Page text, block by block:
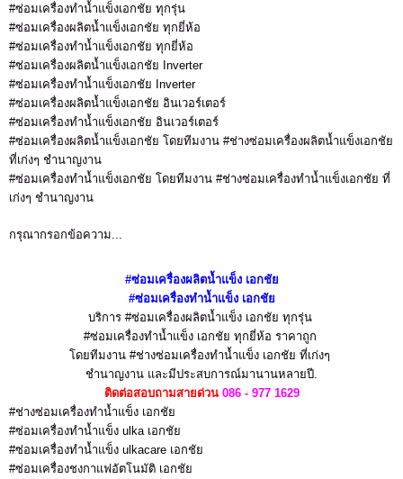
#ซ่อมเครื่องทำน้ำแข็งเอกชัย ทุกรุ่น
#ซ่อมเครื่องผลิตน้ำแข็งเอกชัย ทุกยี่ห้อ
#ซ่อมเครื่องทำน้ำแข็งเอกชัย ทุกยี่ห้อ
#ซ่อมเครื่องผลิตน้ำแข็งเอกชัย Inverter
#ซ่อมเครื่องทำน้ำแข็งเอกชัย Inverter
#ซ่อมเครื่องผลิตน้ำแข็งเอกชัย อินเวอร์เตอร์
#ซ่อมเครื่องทำน้ำแข็งเอกชัย อินเวอร์เตอร์
#ซ่อมเครื่องผลิตน้ำแข็งเอกชัย โดยทีมงาน #ช่างซ่อมเครื่องผลิตน้ำแข็งเอกชัย
ที่เก่งๆ ชำนาญงาน
#ซ่อมเครื่องทำน้ำแข็งเอกชัย โดยทีมงาน #ช่างซ่อมเครื่องทำน้ำแข็งเอกชัย ที่
เก่งๆ ชำนาญงาน
กรุณากรอกข้อความ...
#ซ่อมเครื่องผลิตน้ำแข็ง เอกชัย
#ซ่อมเครื่องทำน้ำแข็ง เอกชัย
บริการ #ซ่อมเครื่องผลิตน้ำแข็ง เอกชัย ทุกรุ่น
#ซ่อมเครื่องทำน้ำแข็ง เอกชัย ทุกยี่ห้อ ราคาถูก
โดยทีมงาน #ช่างซ่อมเครื่องทำน้ำแข็ง เอกชัย ที่เก่งๆ
ชำนาญงาน และมีประสบการณ์มานานหลายปี.
ติดต่อสอบถามสายด่วน 086 - 977 1629
#ช่างซ่อมเครื่องทำน้ำแข็ง เอกชัย
#ซ่อมเครื่องทำน้ำแข็ง ulka เอกชัย
#ซ่อมเครื่องทำน้ำแข็ง ulkacare เอกชัย
#ซ่อมเครื่องชงกาแฟอัตโนมัติ เอกชัย